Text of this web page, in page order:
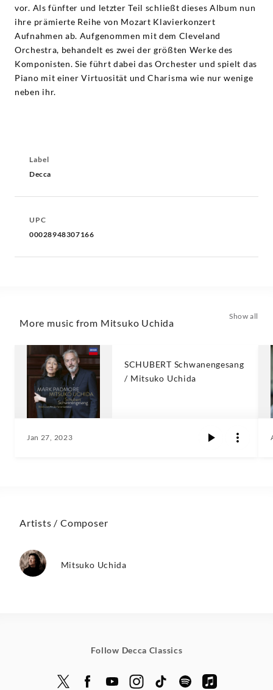
vor. Als fünfter und letzter Teil schließt dieses Album nun
ihre prämierte Reihe von Mozart Klavierkonzert
Aufnahmen ab. Aufgenommen mit dem Cleveland
Orchestra, behandelt es zwei der größten Werke des
Komponisten. Sie führt dabei das Orchester und spielt das
Piano mit einer Virtuosität und Charisma wie nur wenige
neben ihr.
Label
Decca
UPC
00028948307166
More music from Mitsuko Uchida
Show all
SCHUBERT Schwanengesang
/ Mitsuko Uchida
Jan 27, 2023
Artists / Composer
Mitsuko Uchida
Follow Decca Classics